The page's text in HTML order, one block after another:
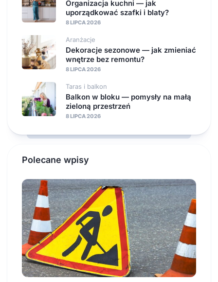
Organizacja kuchni — jak
uporządkować szafki i blaty?
8 LIPCA 2026
Aranżacje
Dekoracje sezonowe — jak zmieniać
wnętrze bez remontu?
8 LIPCA 2026
Taras i balkon
Balkon w bloku — pomysły na małą
zieloną przestrzeń
8 LIPCA 2026
Polecane wpisy